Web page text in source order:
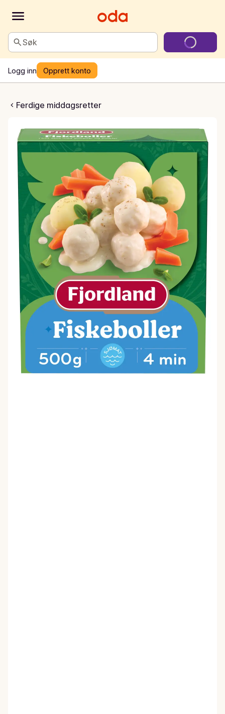
Søk
Logg inn Opprett konto
Ferdige middagsretter
i hvit saus